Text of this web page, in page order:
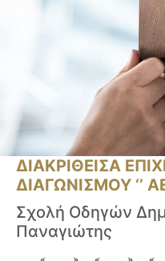
ΔΙΑΚΡΙΘΕΙΣΑ
ΔΙΑΓΩΝΙΣΜΟΥ ‘’
Σχολή Οδηγών
Παναγιώτης